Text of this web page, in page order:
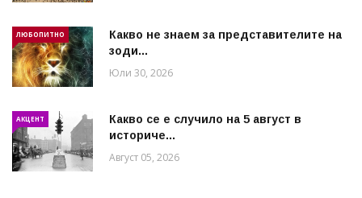
ЛЮБОПИТНО
Какво не знаем за представителите на
зоди...
Юли 30, 2026
АКЦЕНТ
Какво се е случило на 5 август в
историче...
Август 05, 2026